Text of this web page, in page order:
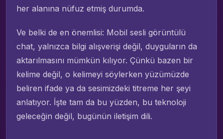
her alanına nüfuz etmiş durumda.
Ve belki de en önemlisi: Mobil sesli görüntülü
chat, yalnızca bilgi alışverişi değil, duyguların da
aktarılmasını mümkün kılıyor. Çünkü bazen bir
kelime değil, o kelimeyi söylerken yüzümüzde
beliren ifade ya da sesimizdeki titreme her şeyi
anlatıyor. İşte tam da bu yüzden, bu teknoloji
geleceğin değil, bugünün iletişim dili.